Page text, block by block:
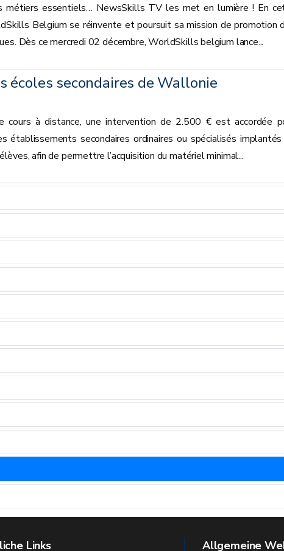
métiers essentiels… NewsSkills TV les met en lumière ! En
Belgium se réinvente et poursuit sa mission de promotion
Dès ce mercredi 02 décembre, WorldSkills belgium lance...
écoles secondaires de Wallonie
cours à distance, une intervention de 2.500 € est accordée
établissements secondaires ordinaires ou spécialisés implantés
afin de permettre l’acquisition du matériel minimal...
Links Allgemeine